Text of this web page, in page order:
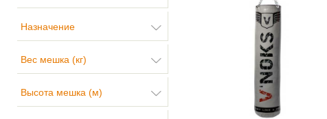
Назначение
Вес мешка (кг)
Высота мешка (м)